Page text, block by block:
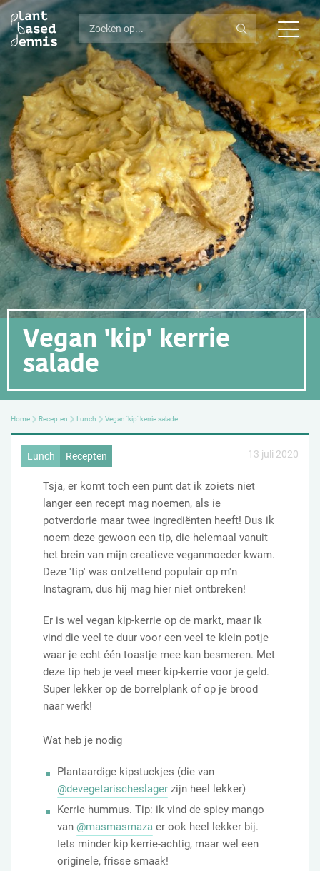
Vegan 'kip' kerrie
salade
Home Recepten Lunch Vegan 'kip' kerrie salade
Lunch Recepten 13 juli 2020
Tsja, er komt toch een punt dat ik zoiets niet
langer een recept mag noemen, als ie
potverdorie maar twee ingrediënten heeft! Dus ik
noem deze gewoon een tip, die helemaal vanuit
het brein van mijn creatieve veganmoeder kwam.
Deze 'tip' was ontzettend populair op m'n
Instagram, dus hij mag hier niet ontbreken!
Er is wel vegan kip-kerrie op de markt, maar ik
vind die veel te duur voor een veel te klein potje
waar je echt één toastje mee kan besmeren. Met
deze tip heb je veel meer kip-kerrie voor je geld.
Super lekker op de borrelplank of op je brood
naar werk!
Wat heb je nodig
Plantaardige kipstuckjes (die van
@devegetarischeslager zijn heel lekker)
Kerrie hummus. Tip: ik vind de spicy mango
van @masmasmaza er ook heel lekker bij.
Iets minder kip kerrie-achtig, maar wel een
originele, frisse smaak!